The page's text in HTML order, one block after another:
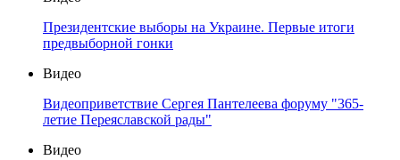
Президентские выборы на Украине. Первые итоги
предвыборной гонки
Видео
Видеоприветствие Сергея Пантелеева форуму "365-
летие Переяславской рады"
Видео